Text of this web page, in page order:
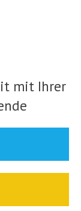
mit Ihrer